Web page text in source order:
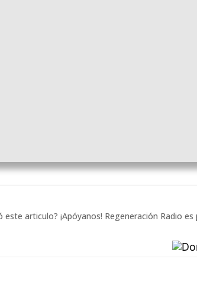
este articulo? ¡Apóyanos! Regeneración Radio